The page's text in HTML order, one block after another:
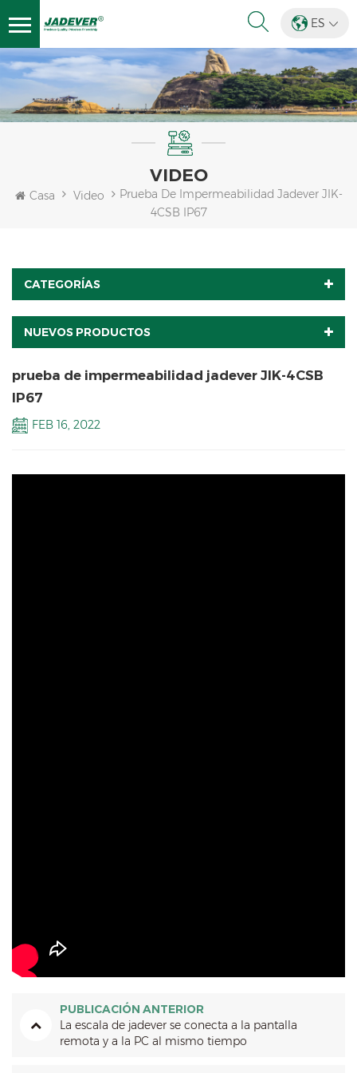
ES
VIDEO
Casa Video
Prueba De Impermeabilidad Jadever JIK-
4CSB IP67
CATEGORÍAS
NUEVOS PRODUCTOS
prueba de impermeabilidad jadever JIK-4CSB
IP67
FEB 16, 2022
PUBLICACIÓN ANTERIOR
La escala de jadever se conecta a la pantalla
remota y a la PC al mismo tiempo